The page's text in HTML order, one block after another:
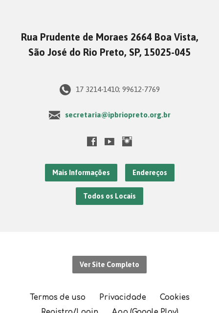
Rua Prudente de Moraes 2664 Boa Vista,
São José do Rio Preto, SP, 15025-045
17 3214-1410; 99612-7769
secretaria@ipbriopreto.org.br
Mais Informações Endereços
Todos os Locais
Ver Site Completo
Termos de uso Privacidade
Cookies